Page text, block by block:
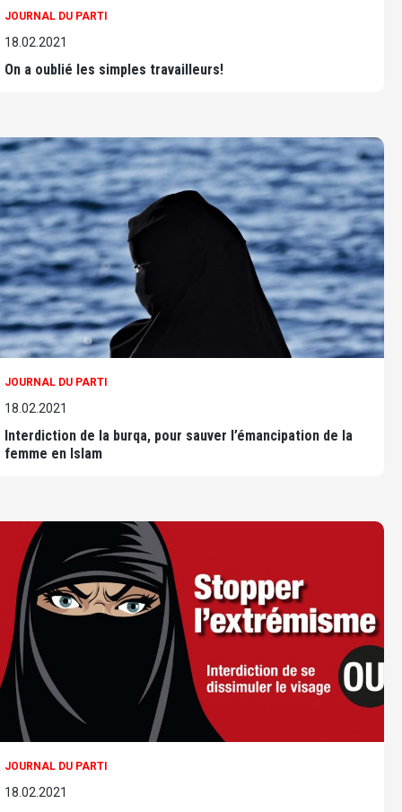
JOURNAL DU PARTI
18.02.2021
On a oublié les simples travailleurs!
JOURNAL DU PARTI
18.02.2021
Interdiction de la burqa, pour sauver l’émancipation de la
femme en Islam
JOURNAL DU PARTI
18.02.2021